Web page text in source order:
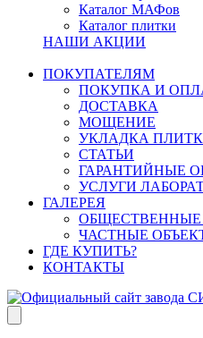
Каталог МАФов
Каталог плитки
НАШИ АКЦИИ
ПОКУПАТЕЛЯМ
ПОКУПКА И
ДОСТАВКА
МОЩЕНИЕ
УКЛАДКА
СТАТЬИ
ГАРАНТИЙНЫЕ
УСЛУГИ
ГАЛЕРЕЯ
ОБЩЕСТВЕННЫЕ
ЧАСТНЫЕ
ГДЕ КУПИТЬ?
КОНТАКТЫ